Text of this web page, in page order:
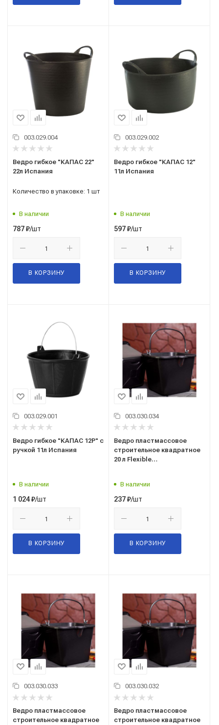
003.029.004
Ведро гибкое "КАПАС 22"
22л Испания
Количество в упаковке: 1 шт
В наличии
787₽/шт
В КОРЗИНУ
003.029.002
Ведро гибкое "КАПАС 12"
11л Испания
В наличии
597₽/шт
В КОРЗИНУ
003.029.001
Ведро гибкое "КАПАС 12Р" с
ручкой 11л Испания
В наличии
1 024₽/шт
В КОРЗИНУ
003.030.034
Ведро пластмассовое
строительное квадратное
20 л Flexible
В наличии
237₽/шт
В КОРЗИНУ
003.030.033
Ведро пластмассовое
строительное квадратное
003.030.032
Ведро пластмассовое
строительное квадратное